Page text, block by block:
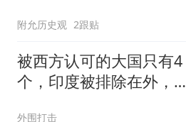
吗？
附允历史观 2跟贴
被西方认可的大国只有4
个，印度被排除在外，为
外围打击